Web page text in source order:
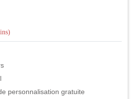
personnalisation gratuite